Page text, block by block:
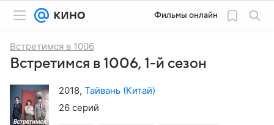
Фильмы онлайн
Встретимся в 1006
Встретимся в 1006, 1-й сезон
2018, Тайвань (Китай)
26 серий